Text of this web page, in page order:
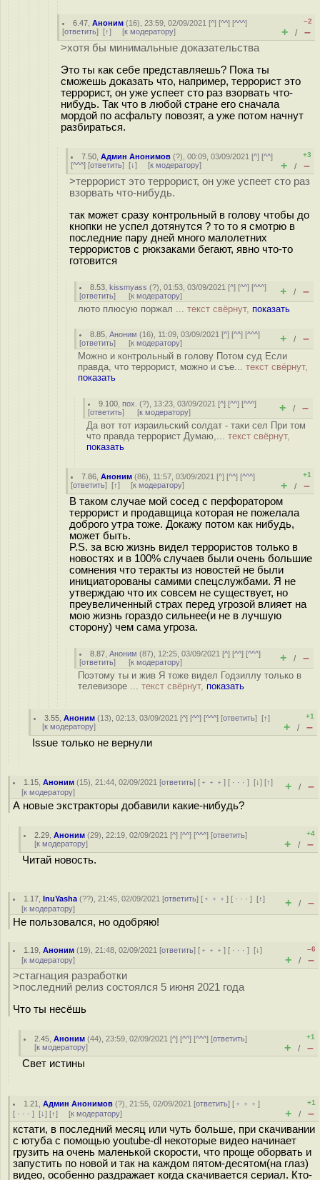
6.47 ,Аноним (16), 23:59, 02/09/2021 [^] [^^] [^^^]
[ответить] [↑] [к модератору]
–2
+ / –
>хотя бы минимальные доказательства
Это ты как себе представляешь? Пока ты
сможешь доказать что, например, террорист это
террорист, он уже успеет сто раз взорвать что-
нибудь. Так что в любой стране его сначала
мордой по асфальту повозят, а уже потом начнут
разбираться.
7.50 ,Админ Анонимов (?), 00:09, 03/09/2021 [^] [^^]
[^^^] [ответить] [↓] [к модератору]
+3
+ / –
>террорист это террорист, он уже успеет сто раз
взорвать что-нибудь.
так может сразу контрольный в голову чтобы до
кнопки не успел дотянутся ? то то я смотрю в
последние пару дней много малолетних
террористов с рюкзаками бегают, явно что-то
готовится
8.53 ,kissmyass (?), 01:53, 03/09/2021 [^] [^^] [^^^]
[ответить] [к модератору] + / –
люто плюсую поржал ... текст свёрнут, показать
8.85 ,Аноним (16), 11:09, 03/09/2021 [^] [^^] [^^^]
[ответить] [к модератору] + / –
Можно и контрольный в голову Потом суд Если
правда, что террорист, можно и съе... текст свёрнут,
показать
9.100 ,пох. (?), 13:23, 03/09/2021 [^] [^^] [^^^]
[ответить] [к модератору] + / –
Да вот тот израильский солдат - таки сел При том
что правда террорист Думаю,... текст свёрнут,
показать
7.86 ,Аноним (86), 11:57, 03/09/2021 [^] [^^] [^^^]
[ответить] [↑] [к модератору]
+1
+ / –
В таком случае мой сосед с перфоратором
террорист и продавщица которая не пожелала
доброго утра тоже. Докажу потом как нибудь,
может быть.
P.S. за всю жизнь видел террористов только в
новостях и в 100% случаев были очень большие
сомнения что теракты из новостей не были
инициаторованы самими спецслужбами. Я не
утверждаю что их совсем не существует, но
преувеличенный страх перед угрозой влияет на
мою жизнь гораздо сильнее(и не в лучшую
сторону) чем сама угроза.
8.87 ,Аноним (87), 12:25, 03/09/2021 [^] [^^] [^^^]
[ответить] [к модератору] + / –
Поэтому ты и жив Я тоже видел Годзиллу только в
телевизоре ... текст свёрнут, показать
3.55 ,Аноним (13), 02:13, 03/09/2021 [^] [^^] [^^^] [ответить][↑]
[к модератору]
+1
+ / –
Issue только не вернули
1.15 ,Аноним (15), 21:44, 02/09/2021 [ответить] [ ﹢﹢﹢] [ · · ·][↓] [↑]
[к модератору] + / –
А новые экстракторы добавили какие-нибудь?
2.29 ,Аноним (29), 22:19, 02/09/2021 [^] [^^] [^^^] [ответить]
[к модератору]
+4
+ / –
Читай новость.
1.17 ,InuYasha (??), 21:45, 02/09/2021 [ответить] [ ﹢﹢﹢] [ · · ·][↑]
[к модератору] + / –
Не пользовался, но одобряю!
1.19 ,Аноним (19), 21:48, 02/09/2021 [ответить] [ ﹢﹢﹢] [ · · ·][↓]
[к модератору]
–6
+ / –
>стагнация разработки
>последний релиз состоялся 5 июня 2021 года
Что ты несёшь
2.45 ,Аноним (44), 23:59, 02/09/2021 [^] [^^] [^^^] [ответить]
[к модератору]
+1
+ / –
Свет истины
1.21 ,Админ Анонимов (?), 21:55, 02/09/2021 [ответить] [ ﹢﹢﹢]
[ · · · ] [↓] [↑] [к модератору]
+1
+ / –
кстати, в последний месяц или чуть больше, при скачивании
с ютуба с помощью youtube-dl некоторые видео начинает
грузить на очень маленькой скорости, что проще оборвать и
запустить по новой и так на каждом пятом-десятом(на глаз)
видео, особенно раздражает когда скачивается сериал. Кто-